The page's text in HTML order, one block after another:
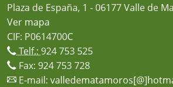
Plaza de España, 1 - 06177 Valle de
Ver mapa
CIF: P0614700C
Telf.: 924 753 525
Fax: 924 753 728
E-mail: